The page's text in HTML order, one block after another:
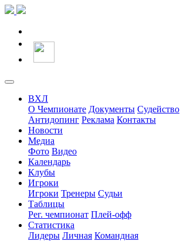
ВХЛ
О Чемпионате Документы Судейство
Антидопинг Реклама Контакты
Новости
Медиа
Фото Видео
Календарь
Клубы
Игроки
Игроки Тренеры Судьи
Таблицы
Рег. чемпионат Плей-офф
Статистика
Лидеры Личная Командная